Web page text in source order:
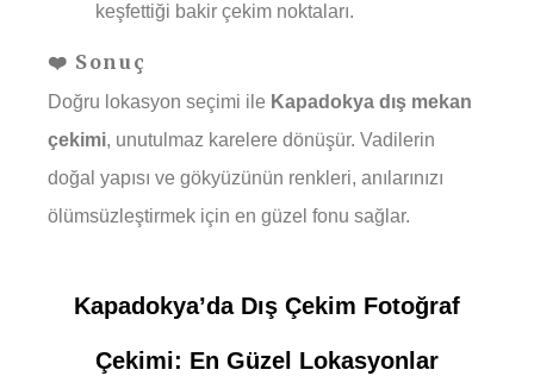
keşfettiği bakir çekim noktaları.
❤️ Sonuç
Doğru lokasyon seçimi ile Kapadokya dış mekan
çekimi, unutulmaz karelere dönüşür. Vadilerin
doğal yapısı ve gökyüzünün renkleri, anılarınızı
ölümsüzleştirmek için en güzel fonu sağlar.
Kapadokya’da Dış Çekim Fotoğraf
Çekimi: En Güzel Lokasyonlar